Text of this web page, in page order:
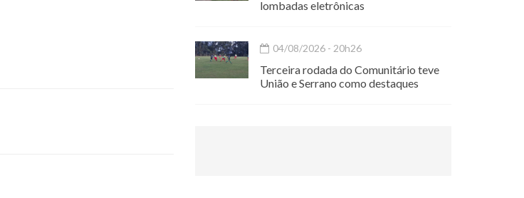
lombadas eletrônicas
04/08/2026 - 20h26
Terceira rodada do Comunitário teve
União e Serrano como destaques